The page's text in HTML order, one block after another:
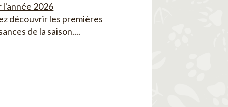
l'année 2026
découvrir les premières
de la saison....